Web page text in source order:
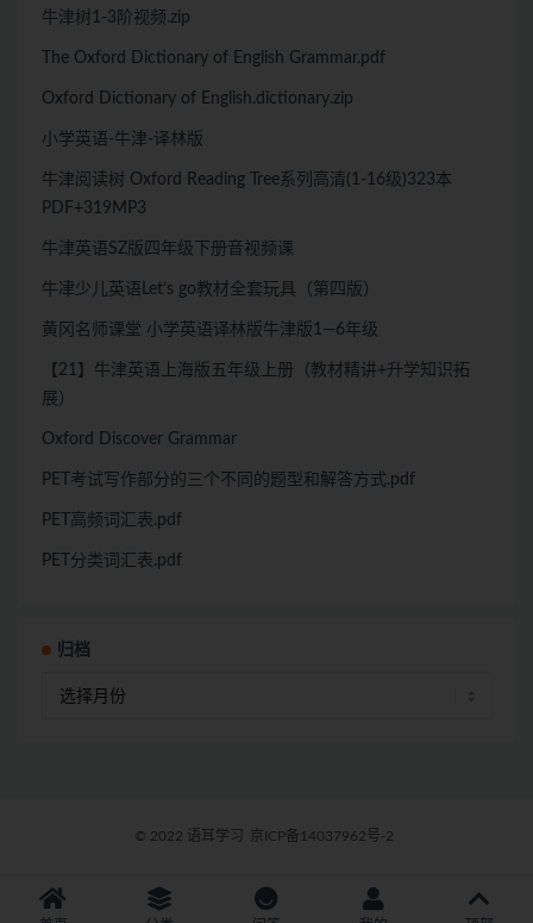
牛津树1-3阶视频.zip
The Oxford Dictionary of English Grammar.pdf
Oxford Dictionary of English.dictionary.zip
小学英语-牛津-译林版
牛津阅读树 Oxford Reading Tree系列高清(1-16级)323本
PDF+319MP3
牛津英语SZ版四年级下册音视频课
牛冿少儿英语Let’s go教材全套玩具（第四版）
黄冈名师课堂 小学英语译林版牛津版1—6年级
【21】牛津英语上海版五年级上册（教材精讲+升学知识拓
展）
Oxford Discover Grammar
PET考试写作部分的三个不同的题型和解答方式.pdf
PET高频词汇表.pdf
PET分类词汇表.pdf
归档
© 2022 语耳学习 京ICP备14037962号-2